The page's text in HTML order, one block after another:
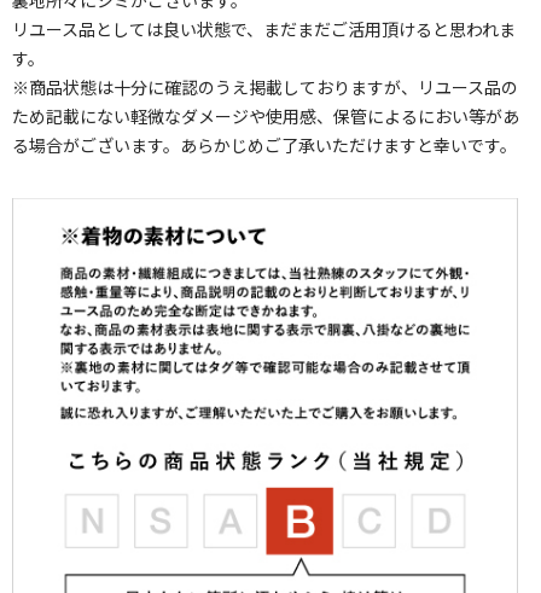
リユース品としては良い状態で、まだまだご活用頂けると思われま
す。
※商品状態は十分に確認のうえ掲載しておりますが、リユース品の
ため記載にない軽微なダメージや使用感、保管によるにおい等があ
る場合がございます。あらかじめご了承いただけますと幸いです。